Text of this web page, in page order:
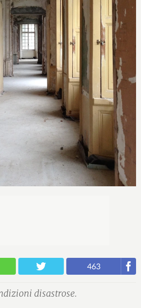
463
disastrose.